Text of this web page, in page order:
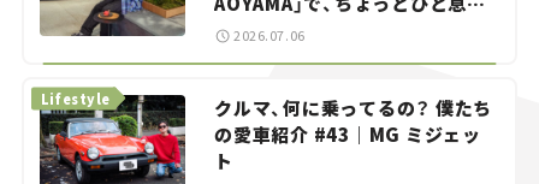
——連載｜CCGとクルマでどうす
る？＜第13回＞
2026.07.06
クルマ、何に乗ってるの？ 僕たち
の愛車紹介 #43｜MG ミジェッ
ト
Lifestyle